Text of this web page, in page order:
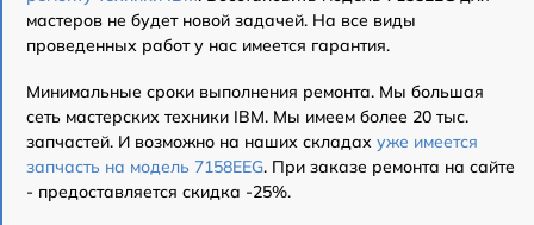
мастеров не будет новой задачей. На все виды
проведенных работ у нас имеется гарантия.
Минимальные сроки выполнения ремонта. Мы большая
сеть мастерских техники IBM. Мы имеем более 20 тыс.
запчастей. И возможно на наших складах уже имеется
запчасть на модель 7158EEG. При заказе ремонта на сайте
- предоставляется скидка -25%.